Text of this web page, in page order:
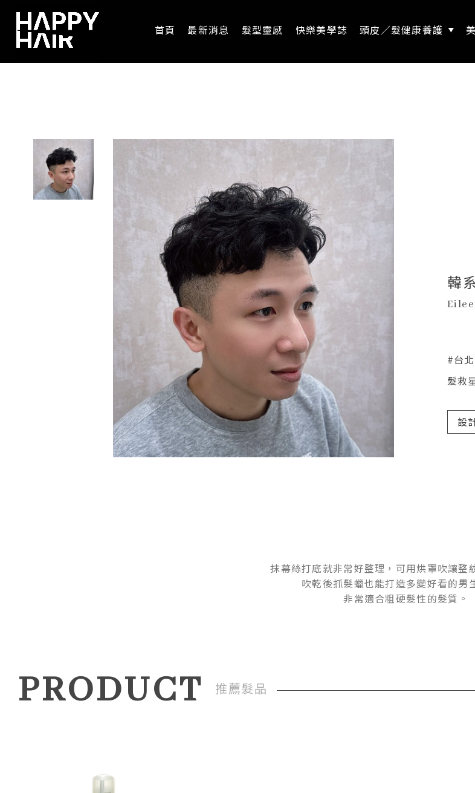
首頁 最新消息 髮型靈感 快樂美學誌 頭皮／髮健康養護
韓
#台
髮救
設
抹幕絲打底就非常好整理，可用烘罩吹讓整
吹乾後抓髮蠟也能打造多變好看的男
非常適合粗硬髮性的髮質。
PRODUCT 推薦髮品